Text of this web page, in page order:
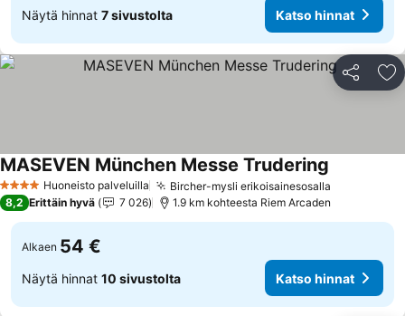
Näytä hinnat 7 sivustolta Katso hinnat
Jaa
4 TähtiluokitusHuoneisto palveluilla Bircher-mysli erikoisainesosalla
MASEVEN München Messe Trudering
8,2 Erittäin hyvä 7 026 1.9 km kohteesta Riem Arcaden
Alkaen 54 €
Näytä hinnat 10 sivustolta Katso hinnat